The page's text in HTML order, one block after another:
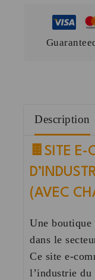
Description
🍫 SITE E-
(AVEC
Une boutique
dans le
Ce site e-
l’industrie du